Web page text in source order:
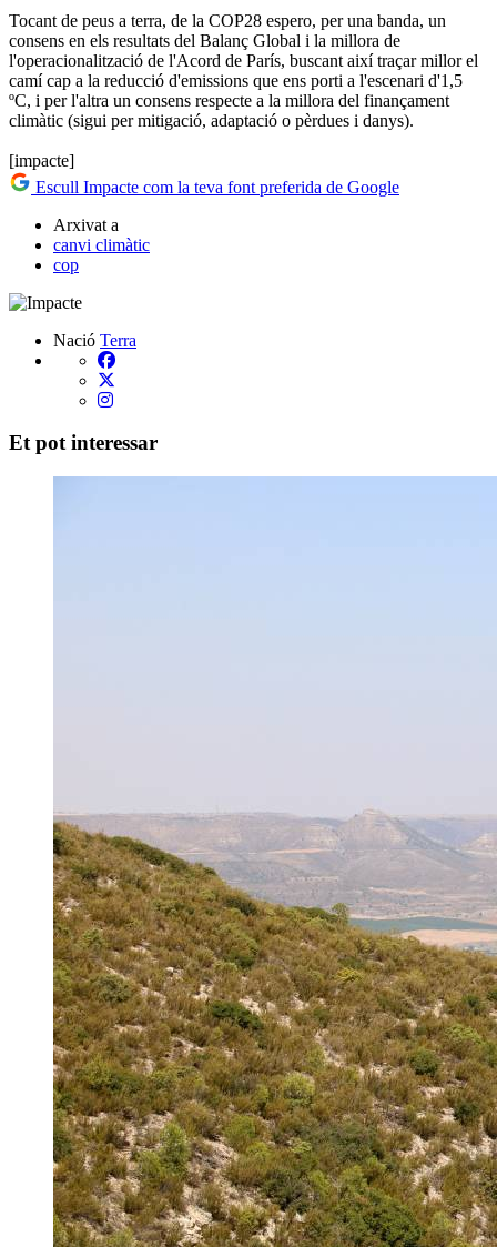
Tocant de peus a terra, de la COP28 espero, per una banda, un
consens en els resultats del Balanç Global i la millora de
l'operacionalització de l'Acord de París, buscant així traçar millor el
camí cap a la reducció d'emissions que ens porti a l'escenari d'1,5
ºC, i per l'altra un consens respecte a la millora del finançament
climàtic (sigui per mitigació, adaptació o pèrdues i danys).
[impacte]
Escull Impacte com la teva font preferida de Google
Arxivat a
canvi climàtic
cop
Nació Terra
Et pot interessar